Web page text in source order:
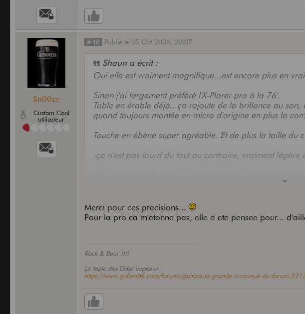
Sn00ze
Custom Cool
utilisateur
#48 Publié le 05 Oct 2006, 20:07
Shaun a écrit :
Oui elle est vraiment magnifique...est encore plus en
Sinon j'ai largement préféré l'X-Plorer pro à la 76'.
Table en érable déjà...ça rajoute de la brillance au son,
quand toujours montée en micro d'origine en plus la
Touche en ébène super agréable. Et de plus la taille du
-ça n'est pas lourd du tout au contraire, vraiment légère
d'une flying v ou d'une Randy Rhoads, on l'oublie mais
Mais les deux sont de très bonnes guitares...Mais j'ai
Merci pour ces precisions...
Pour la pro ca m'etonne pas, elle a ete pensee pour...
Rock & Beer !!!!
Le topic des Gibs' explorer:
https://www.guitariste.com/forums/guitare,la-grande-inconnue-du-